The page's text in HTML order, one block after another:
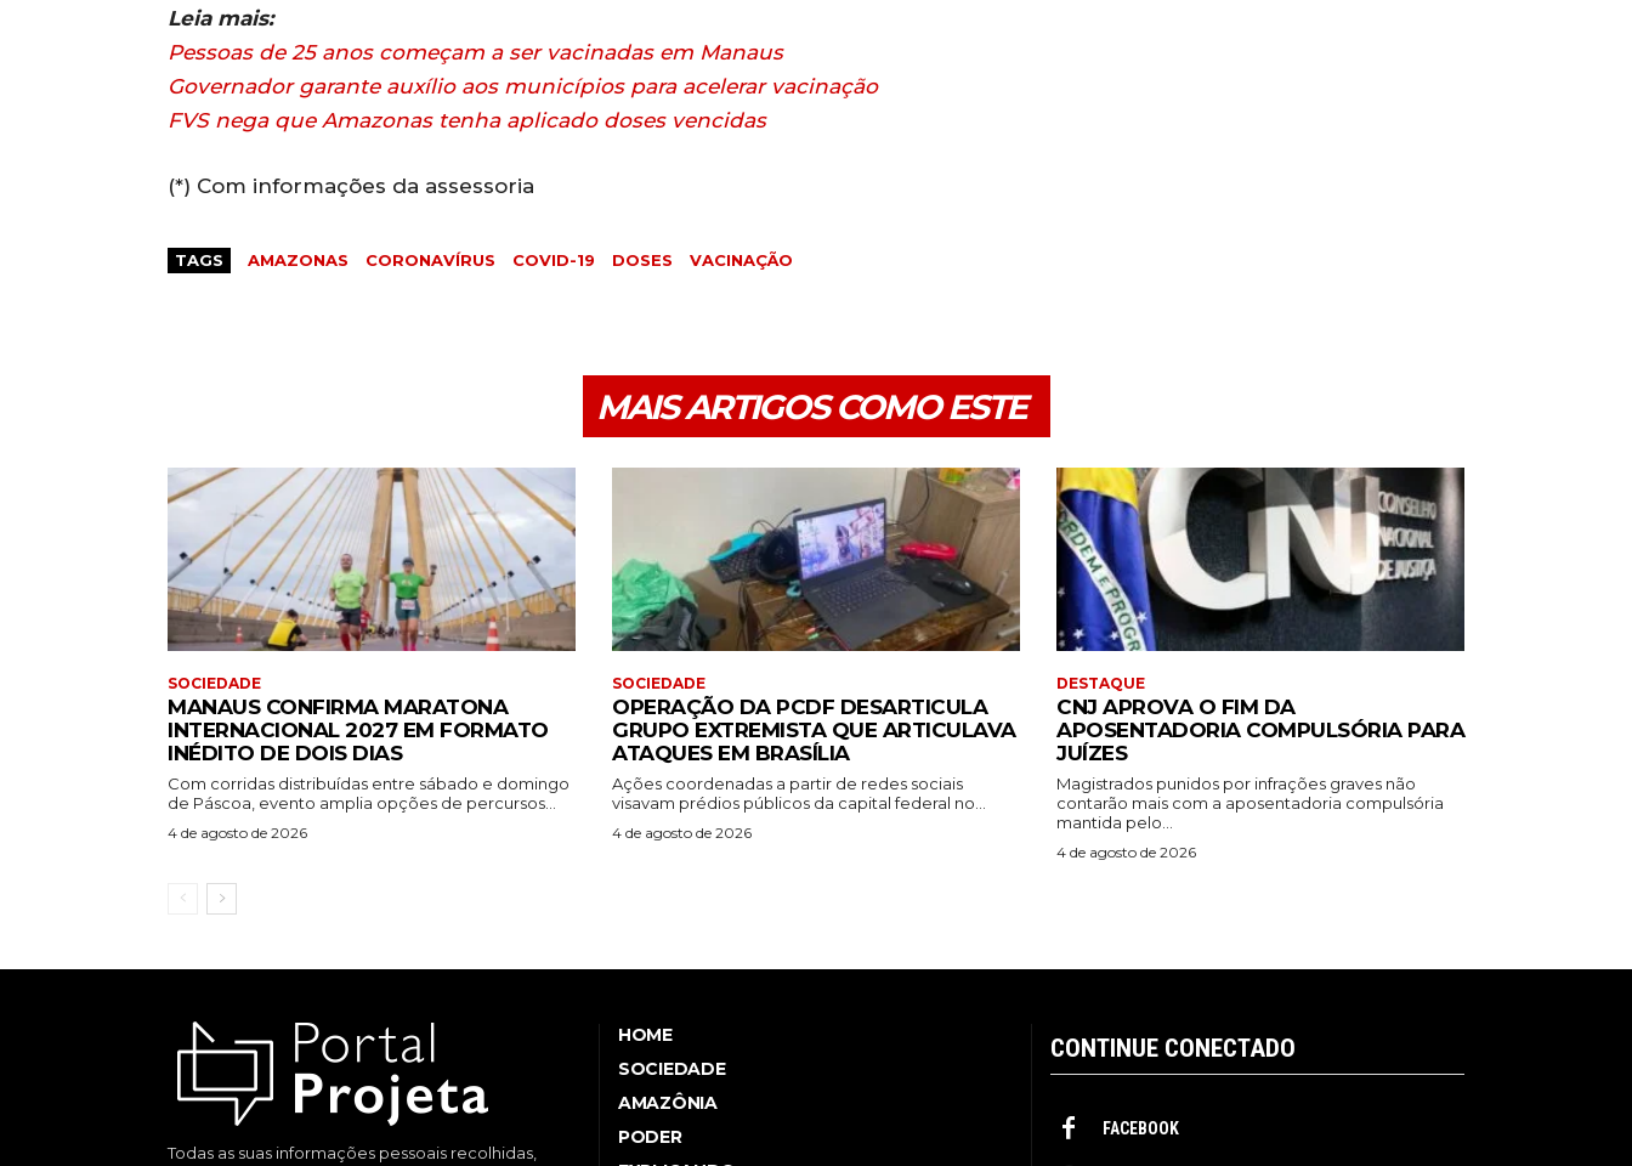
Leia mais:
Pessoas de 25 anos começam a ser vacinadas em Manaus
Governador garante auxílio aos municípios para acelerar vacinação
FVS nega que Amazonas tenha aplicado doses vencidas
(*) Com informações da assessoria
TAGS AMAZONAS CORONAVÍRUS COVID-19 DOSES VACINAÇÃO
MAIS ARTIGOS COMO ESTE
SOCIEDADE
MANAUS CONFIRMA MARATONA
INTERNACIONAL 2027 EM FORMATO
INÉDITO DE DOIS DIAS
Com corridas distribuídas entre sábado e domingo
de Páscoa, evento amplia opções de percursos...
4 de agosto de 2026
SOCIEDADE
OPERAÇÃO DA PCDF DESARTICULA
GRUPO EXTREMISTA QUE ARTICULAVA
ATAQUES EM BRASÍLIA
Ações coordenadas a partir de redes sociais
visavam prédios públicos da capital federal no...
4 de agosto de 2026
DESTAQUE
CNJ APROVA O FIM DA
APOSENTADORIA COMPULSÓRIA PARA
JUÍZES
Magistrados punidos por infrações graves não
contarão mais com a aposentadoria compulsória
mantida pelo...
4 de agosto de 2026
Todas as suas informações pessoais recolhidas,
HOME
SOCIEDADE
AMAZÔNIA
PODER
CONTINUE CONECTADO
FACEBOOK